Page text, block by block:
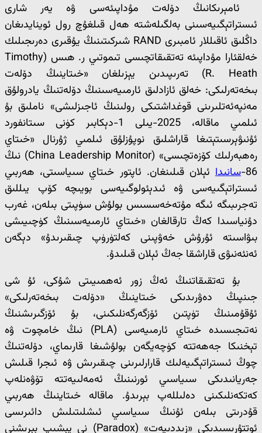
ئامېرىكانىڭ دۆلەت مۇداپىئەسى ۋە يەر شارى
ئىستراتېگىيەسىنى بەلگىلەشتە ھەل قىلغۇچ رول ئوينايدىغان
داڭلىق ئاقىللار ئامبىرى RAND شىركىتىنىڭ يۇقىرى دەرىجىلىك
خەلقئارا مۇداپىئە تەتقىقاتچىسى تىموتىي ر. ھىس (Timothy
R. Heath) تەرىپىدىن يېزىلغان «خىتاينىڭ دۆلەت
بىخەتەرلىكى: خەلق ئازادلىق ئارمىيەسىنىڭ دۆلەتنىڭ يادرولۇق
مەنپەئەتلىرىنى قوغداشتىكى رولىنىڭ ئاجىزلىشى» ناملىق بۇ
ئىلمىي ماقالە، 2025-يىلى 1-دېكابىر كۈنى سىتانفورد
ئۇنىۋېرسىتېتىغا قاراشلىق نوپۇزلۇق ئىلمىي ژۇرنال «خىتاي
رەھبەرلىك كۆزەتچىسى» (China Leadership Monitor) نىڭ
86- سانىدا ئېلان قىلىنغان. ئاپتور خىتاي سىياسىتى، ھەربىي
ئىستراتېگىيەسى ۋە ئىدېئولوگىيەسى بويىچە كۆپ يىللىق
تەجرىبىگە ئىگە مۇتەخەسسىس بولۇش سۈپىتى بىلەن، غەرب
دۇنياسىدا كەڭ تارقالغان «خىتاي ئارمىيەسىنىڭ كۈچىيىشى
بىۋاسىتە ئۇرۇش خەۋپىنى كەلتۈرۈپ چىقىرىدۇ» دېگەن
ئەنئەنىۋى قاراشقا جەڭ ئېلان قىلىدۇ.
بۇ تەتقىقاتنىڭ ئەڭ زور ئەھمىيىتى شۇكى، ئۇ شى
جىنپىڭ دەۋرىدىكى خىتاينىڭ «دۆلەت بىخەتەرلىكى»
ئۇقۇمىنىڭ تۈپتىن ئۆزگەرگەنلىكىنى، بۇ ئۆزگىرىشنىڭ
نەتىجىسىدە خىتاي ئارمىيەسى (PLA) نىڭ خامچوت ۋە
تېخنىكا جەھەتتە كۈچەيگەن بولۇشىغا قارىماي، دۆلەتنىڭ
چوڭ ئىستراتېگىيەلىك قارارلىرىنى چىقىرىش ۋە ئىجرا قىلىش
جەريانىدىكى سىياسىي ئورنىنىڭ ئەمەلىيەتتە تۆۋەنلەپ
كەتكەنلىكىنى دەلىللەپ بېرىدۇ. ماقالە خىتاينىڭ ھەربىي
قۇدرىتى بىلەن ئۇنىڭ سىياسىي ئىشلىتىلىش دائىرىسى
ئوتتۇرىسىدىكى «زىددىيەت» (Paradox) نى يېشىپ بېرىشنى